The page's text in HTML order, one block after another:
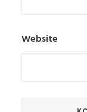
Website